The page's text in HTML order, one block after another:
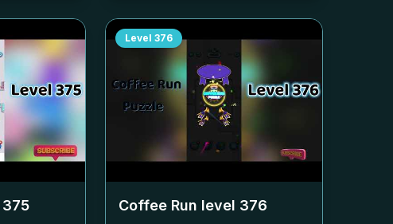
375
Level 376
Coffee Run level 376